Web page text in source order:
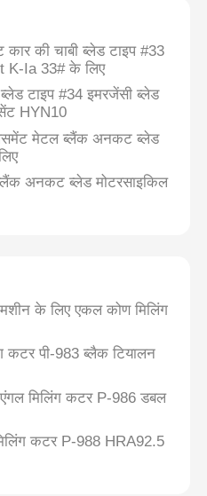
कार की चाबी ब्लेड टाइप #33
K-Ia 33# के लिए
टाइप #34 इमरजेंसी ब्लेड
HYN10
मेटल ब्लैंक अनकट ब्लेड
अनकट ब्लेड मोटरसाइकिल
के लिए एकल कोण मिलिंग
पी-983 ब्लैक टियालन
एंगल मिलिंग कटर P-986 डबल
कटर P-988 HRA92.5